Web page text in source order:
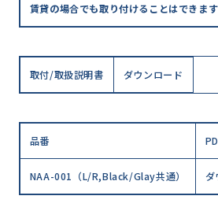
賃貸の場合でも取り付けることはできま
取付/取扱説明書 ダウンロード
品番
NAA-001（L/R,Black/Glay共通） ダ